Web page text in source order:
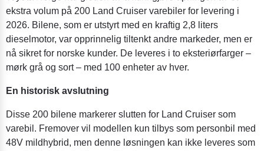
ekstra volum på 200 Land Cruiser varebiler for levering i
2026. Bilene, som er utstyrt med en kraftig 2,8 liters
dieselmotor, var opprinnelig tiltenkt andre markeder, men er
nå sikret for norske kunder. De leveres i to eksteriørfarger –
mørk grå og sort – med 100 enheter av hver.
En historisk avslutning
Disse 200 bilene markerer slutten for Land Cruiser som
varebil. Fremover vil modellen kun tilbys som personbil med
48V mildhybrid, men denne løsningen kan ikke leveres som